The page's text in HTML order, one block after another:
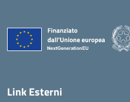
Link Esterni